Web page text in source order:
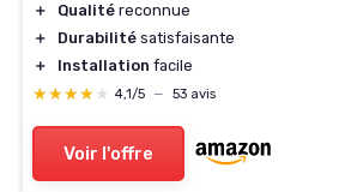
＋ Qualité reconnue
＋
Durabilité satisfaisante
＋
Installation facile
★★★★★
★★★★★ 4,1/5 — 53 avis
Voir l'offre